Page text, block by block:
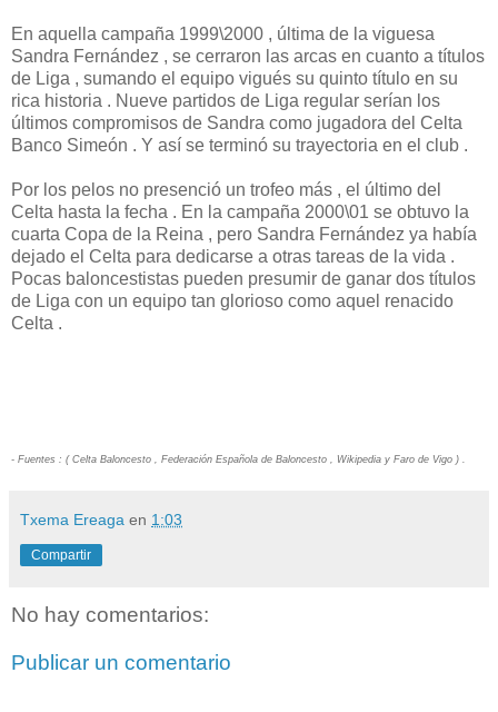
En aquella campaña 1999\2000 , última de la viguesa
Sandra Fernández , se cerraron las arcas en cuanto a títulos
de Liga , sumando el equipo vigués su quinto título en su
rica historia . Nueve partidos de Liga regular serían los
últimos compromisos de Sandra como jugadora del Celta
Banco Simeón . Y así se terminó su trayectoria en el club .
Por los pelos no presenció un trofeo más , el último del
Celta hasta la fecha . En la campaña 2000\01 se obtuvo la
cuarta Copa de la Reina , pero Sandra Fernández ya había
dejado el Celta para dedicarse a otras tareas de la vida .
Pocas baloncestistas pueden presumir de ganar dos títulos
de Liga con un equipo tan glorioso como aquel renacido
Celta .
- Fuentes : ( Celta Baloncesto , Federación Española de Baloncesto , Wikipedia y Faro de Vigo ) .
Txema Ereaga en 1:03
Compartir
No hay comentarios:
Publicar un comentario